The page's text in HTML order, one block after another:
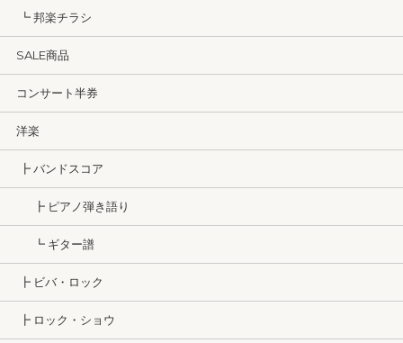
┗ 邦楽チラシ
SALE商品
コンサート半券
洋楽
┣ バンドスコア
┣ ピアノ弾き語り
┗ ギター譜
┣ ビバ・ロック
┣ ロック・ショウ